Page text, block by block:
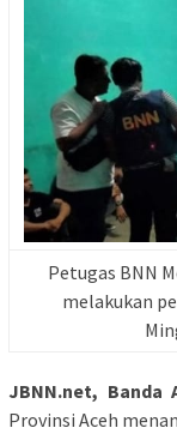
Petugas BNN
melakukan
JBNN.net, Banda
Provinsi Aceh